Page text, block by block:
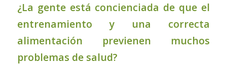
¿La gente está concienciada de que el
entrenamiento y una correcta
alimentación previenen muchos
problemas de salud?